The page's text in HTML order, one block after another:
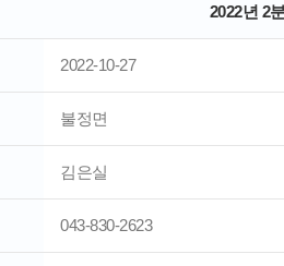
2022년 2
2022-10-27
불정면
김은실
043-830-2623